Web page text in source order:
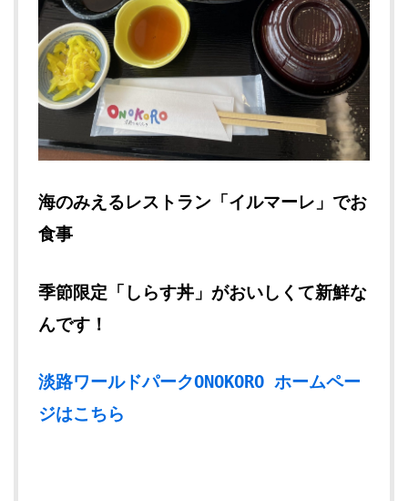
海のみえるレストラン「イルマーレ」でお
食事
季節限定「しらす丼」がおいしくて新鮮な
んです！
淡路ワールドパークONOKORO ホームペー
ジはこちら